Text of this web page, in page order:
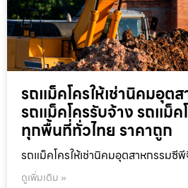
รถแม็คโครให้เช่านิคมอุต
รถแม็คโครรับจ้าง รถแม็ค
ทุกพื้นที่ทั่วไทย ราคาถูก
รถแม็คโครให้เช่านิคมอุตสาหกรรมซี
ดูเพิ่มเติม »